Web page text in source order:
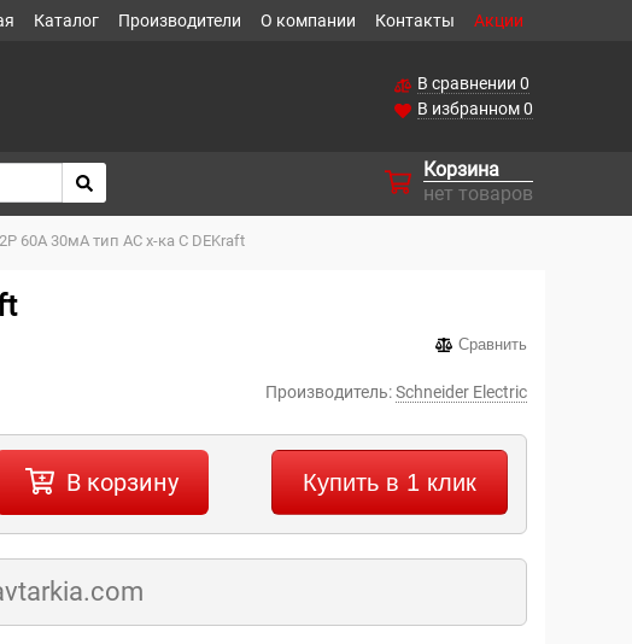
Каталог Производители О компании Контакты Акции
В сравнении 0
В избранном0
Корзина
нет товаров
60А 30мА тип AC х-ка С DEKraft
Сравнить
Производитель:Schneider Electric
В корзину Купить в 1 клик